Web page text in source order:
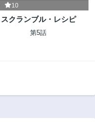
10
スクランブル・レシピ
第5話